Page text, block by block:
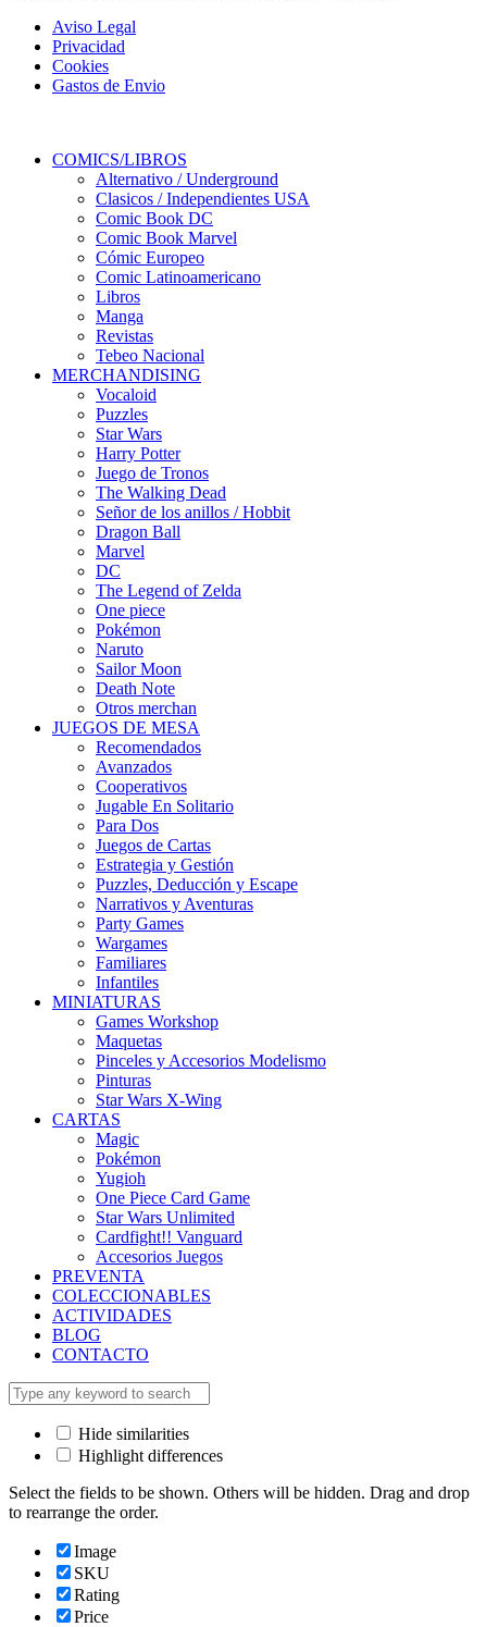
Aviso Legal
Privacidad
Cookies
Gastos de Envio
COMICS/LIBROS
Alternativo / Underground
Clasicos / Independientes USA
Comic Book DC
Comic Book Marvel
Cómic Europeo
Comic Latinoamericano
Libros
Manga
Revistas
Tebeo Nacional
MERCHANDISING
Vocaloid
Puzzles
Star Wars
Harry Potter
Juego de Tronos
The Walking Dead
Señor de los anillos / Hobbit
Dragon Ball
Marvel
DC
The Legend of Zelda
One piece
Pokémon
Naruto
Sailor Moon
Death Note
Otros merchan
JUEGOS DE MESA
Recomendados
Avanzados
Cooperativos
Jugable En Solitario
Para Dos
Juegos de Cartas
Estrategia y Gestión
Puzzles, Deducción y Escape
Narrativos y Aventuras
Party Games
Wargames
Familiares
Infantiles
MINIATURAS
Games Workshop
Maquetas
Pinceles y Accesorios Modelismo
Pinturas
Star Wars X-Wing
CARTAS
Magic
Pokémon
Yugioh
One Piece Card Game
Star Wars Unlimited
Cardfight!! Vanguard
Accesorios Juegos
PREVENTA
COLECCIONABLES
ACTIVIDADES
BLOG
CONTACTO
Hide similarities
Highlight differences
Select the fields to be shown. Others will be hidden. Drag and drop
to rearrange the order.
Image
SKU
Rating
Price